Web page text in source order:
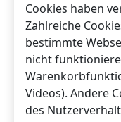
Cookies haben
Zahlreiche
bestimmte
nicht
Videos). Andere
des